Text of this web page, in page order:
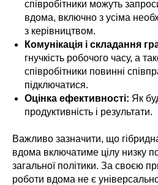
співробітники можуть
вдома, включно з усіма
з керівництвом.
Комунікація і складання
гнучкість робочого часу, а
співробітники повинні
підключатися.
Оцінка ефективності: Як
продуктивність і результати.
Важливо зазначити, що
вдома включатиме цілу низку
загальної політики. За своєю
роботи вдома не є